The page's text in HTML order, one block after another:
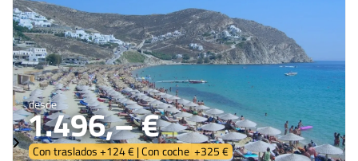
desde
1.496,– €
Con traslados +124 € | Con coche +325 €